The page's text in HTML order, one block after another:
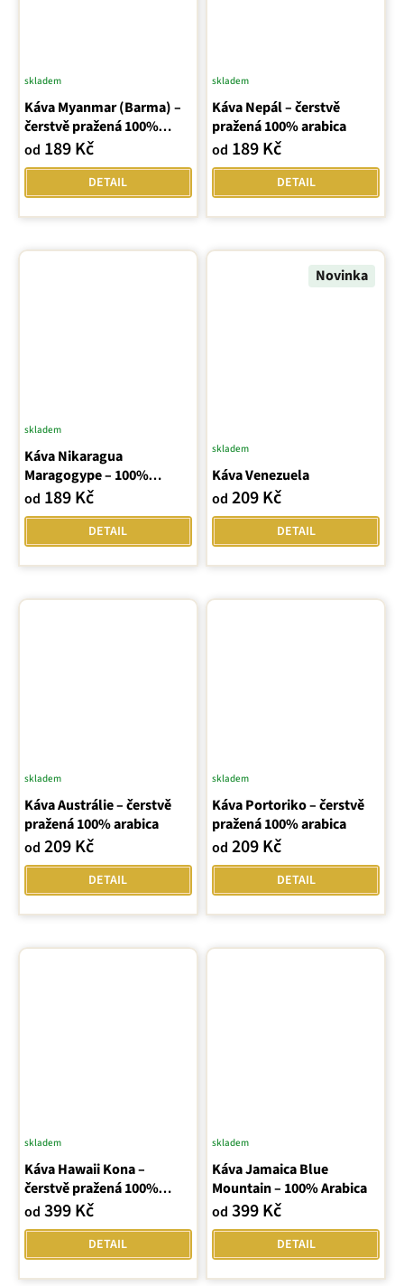
Káva Myanmar (Barma) –
čerstvě pražená 100%
arabica
skladem
od 189 Kč
DETAIL
Káva Nepál – čerstvě
pražená 100% arabica
skladem
od 189 Kč
DETAIL
Káva Nikaragua
Maragogype – 100%
Arabica, velká zrna
Průměrné
hodnocení
produktu
je
5,0
z
5
skladem
od 189 Kč
DETAIL
Novinka
Káva Venezuela
skladem
od 209 Kč
DETAIL
Káva Austrálie – čerstvě
pražená 100% arabica
Průměrné
hodnocení
produktu
je
5,0
z
5
skladem
od 209 Kč
DETAIL
Káva Portoriko – čerstvě
pražená 100% arabica
Průměrné
hodnocení
produktu
je
5,0
z
5
skladem
od 209 Kč
DETAIL
Káva Hawaii Kona –
čerstvě pražená 100%
arabica
skladem
od 399 Kč
DETAIL
Káva Jamaica Blue
Mountain – 100% Arabica
skladem
od 399 Kč
DETAIL